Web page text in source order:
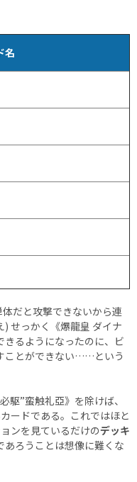
名
だと攻撃できないから連
せっかく《爆龍皇 ダイナ
るようになったのに、ビ
ことができない……という
駆”蛮触礼亞》を除けば、
ードである。これではほと
ンを見ているだけのデッキ
あろうことは想像に難くな